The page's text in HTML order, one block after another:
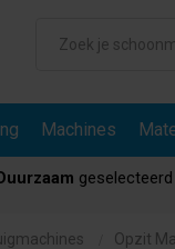
Machines
Opzit